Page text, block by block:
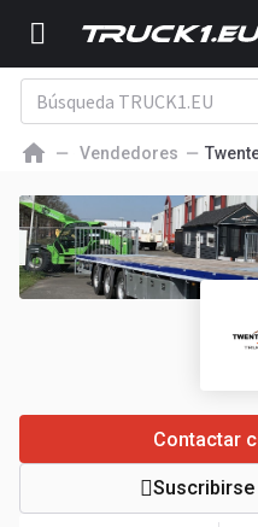
Vendedores
Contactar
Suscribirse